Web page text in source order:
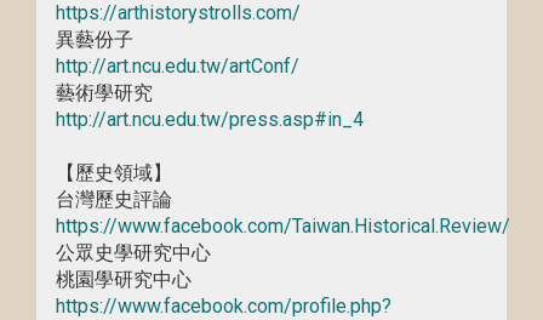
https://arthistorystrolls.com/
異藝份子
http://art.ncu.edu.tw/artConf/
藝術學研究
http://art.ncu.edu.tw/press.asp#in_4
【歷史領域】
台灣歷史評論
https://www.facebook.com/Taiwan.Historical.Review/
公眾史學研究中心
桃園學研究中心
https://www.facebook.com/profile.php?